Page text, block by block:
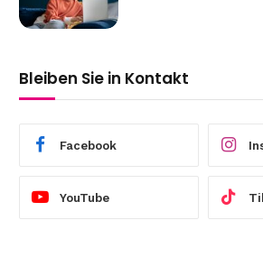
Bleiben Sie in Kontakt
Facebook
YouTube